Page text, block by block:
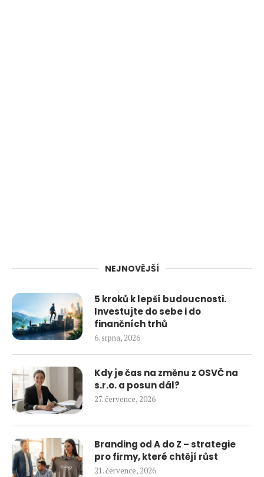
NEJNOVĚJŠÍ
5 kroků k lepší budoucnosti.
Investujte do sebe i do
finančních trhů
6. srpna, 2026
Kdy je čas na změnu z OSVČ na
s.r.o. a posun dál?
27. července, 2026
Branding od A do Z – strategie
pro firmy, které chtějí růst
21. července, 2026